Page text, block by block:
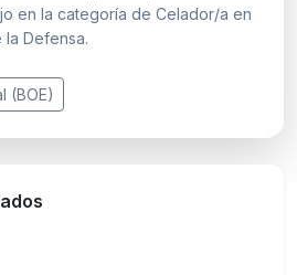
en la categoría de Celador/a en
la Defensa.
(BOE)